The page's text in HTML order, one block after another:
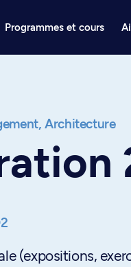
Programmes et cours
Architecture
(expositions,